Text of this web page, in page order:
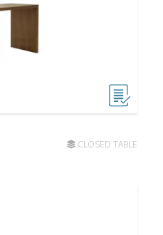
CLOSED TABLE